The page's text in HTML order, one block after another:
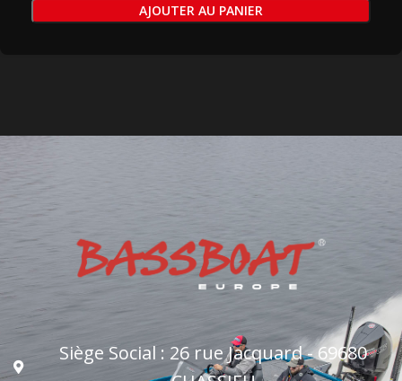
AJOUTER AU PANIER
Siège Social : 26 rue Jacquard - 69680